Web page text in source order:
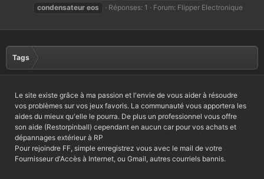
condensateur eos Réponses: 1 Forum: Flipper Electronique
Tags
Le site existe grâce à ma passion et l'envie de vous aider à résoudre
vos problèmes sur vos jeux favoris. La communauté vous apportera les
aides du mieux qu'elle le pourra. De plus un professionnel vous offre
son aide (Restorpinball) cependant en aucun car pour vos achats et
dépannages extérieur à RP
Pour rejoindre FF, simple enregistrez vous avec le mail de votre
Fournisseur d'Accès à Internet, ou Gmail, autres courriels bannis.